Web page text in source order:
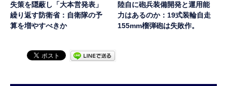
失策を隠蔽し「大本営発表」
繰り返す防衛省：自衛隊の予
算を増やすべきか
陸自に砲兵装備開発と運用能
力はあるのか：19式装輪自走
155mm榴弾砲は失敗作。